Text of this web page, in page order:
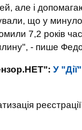
але і
що у
7,2 років
- пише
У